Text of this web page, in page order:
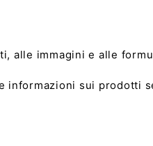
immagini e alle
sui prodotti